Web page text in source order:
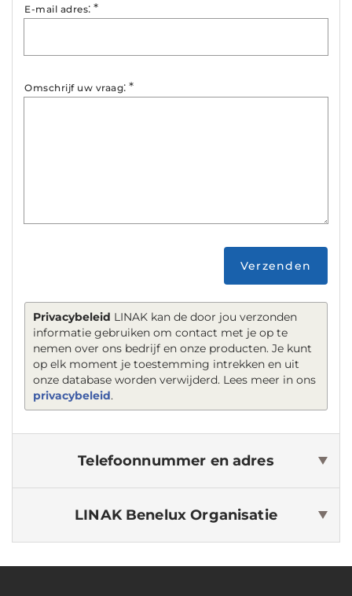
E-mail adres: *
Omschrijf uw vraag: *
Verzenden
Privacybeleid LINAK kan de door jou verzonden
informatie gebruiken om contact met je op te
nemen over ons bedrijf en onze producten. Je kunt
op elk moment je toestemming intrekken en uit
onze database worden verwijderd. Lees meer in ons
privacybeleid.
Telefoonnummer en adres
LINAK BeneluxOrganisatie